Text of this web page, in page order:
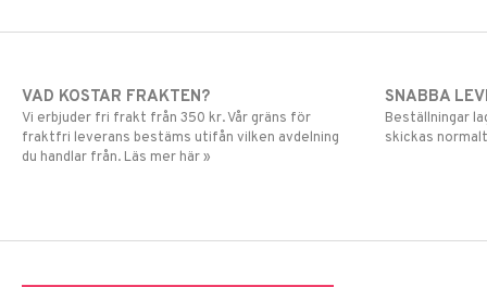
VAD KOSTAR FRAKTEN?
Vi erbjuder fri frakt från 350 kr. Vår gräns för
fraktfri leverans bestäms utifån vilken avdelning
du handlar från. Läs mer här »
SNABBA
Beställningar
skickas